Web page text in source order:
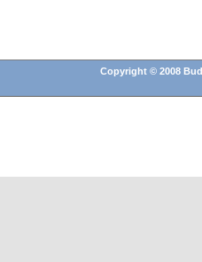
Copyright © 2008